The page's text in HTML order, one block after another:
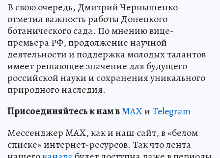
В свою очередь, Дмитрий Чернышенко
отметил важность работы Донецкого
ботанического сада. По мнению вице-
премьера РФ, продолжение научной
деятельности и поддержка молодых талантов
имеет решающее значение для будущего
российской науки и сохранения уникального
природного наследия.
Присоединяйтесь к нам вMAXиTelegram
Мессенджер MAX, как и наш сайт, в «белом
списке» интернет-ресурсов. Так что лента